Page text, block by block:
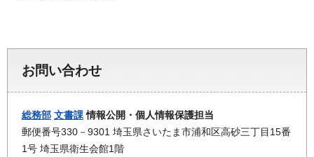
お問い合わせ
総務部 文書課情報公開・個人情報保護担当
郵便番号330－9301 埼玉県さいたま市浦和区高砂三丁目15番
1号 埼玉県衛生会館1階